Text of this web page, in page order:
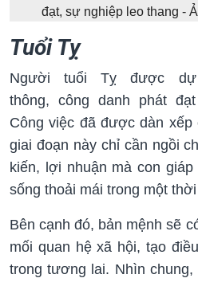
đạt, sự nghiệp leo thang -
Tuổi Tỵ
Người tuổi Tỵ được
thông, công danh phát
Công việc đã được dàn xếp
giai đoạn này chỉ cần ngồi
kiến, lợi nhuận mà con
sống thoải mái trong một
Bên cạnh đó, bản mệnh sẽ
mối quan hệ xã hội, tạo
trong tương lai. Nhìn chung,